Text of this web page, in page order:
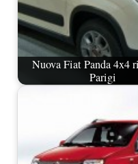
Nuova Fiat Panda 4x4
Parigi